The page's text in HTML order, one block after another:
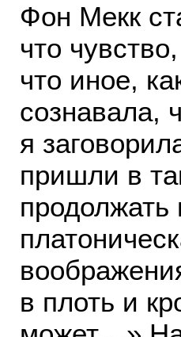
Фон Мекк
что
что иное,
сознавала,
я
пришли в
в плоть и